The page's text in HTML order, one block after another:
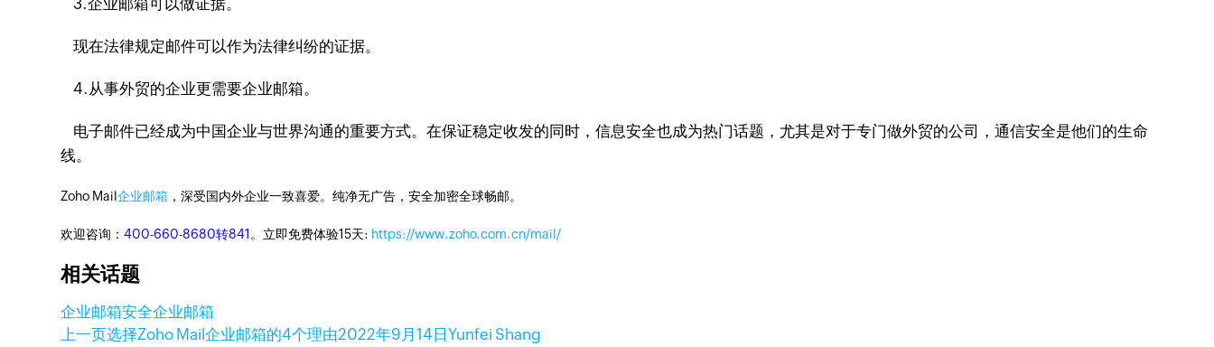
3.企业邮箱可以做证据。
现在法律规定邮件可以作为法律纠纷的证据。
4.从事外贸的企业更需要企业邮箱。
电子邮件已经成为中国企业与世界沟通的重要方式。在保证稳定收发的同时，信息安全也成为热门话题，尤其是对于专门做外贸的公司，通信安全是他们的生命
线。
Zoho Mail企业邮箱 ，深受国内外企业一致喜爱。纯净无广告，安全加密全球畅邮。
欢迎咨询：400-660-8680转841 。立即免费体验15天: https://www.zoho.com.cn/mail/
相关话题
企业邮箱安全企业邮箱
上一页选择Zoho Mail企业邮箱的4个理由2022年9月14日Yunfei Shang